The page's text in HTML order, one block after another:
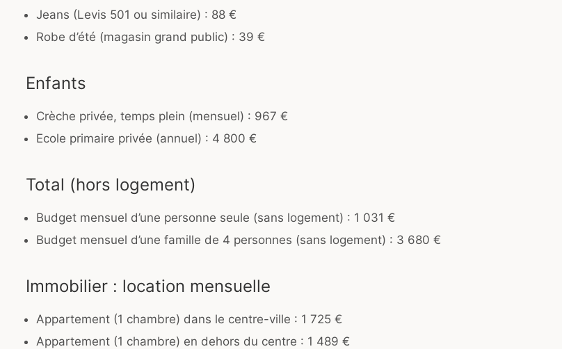
Jeans (Levis 501 ou similaire) : 88 €
Robe d’été (magasin grand public) : 39 €
Enfants
Crèche privée, temps plein (mensuel) : 967 €
Ecole primaire privée (annuel) : 4 800 €
Total (hors logement)
Budget mensuel d’une personne seule (sans logement) : 1 031 €
Budget mensuel d’une famille de 4 personnes (sans logement) : 3 680 €
Immobilier : location mensuelle
Appartement (1 chambre) dans le centre-ville : 1 725 €
Appartement (1 chambre) en dehors du centre : 1 489 €